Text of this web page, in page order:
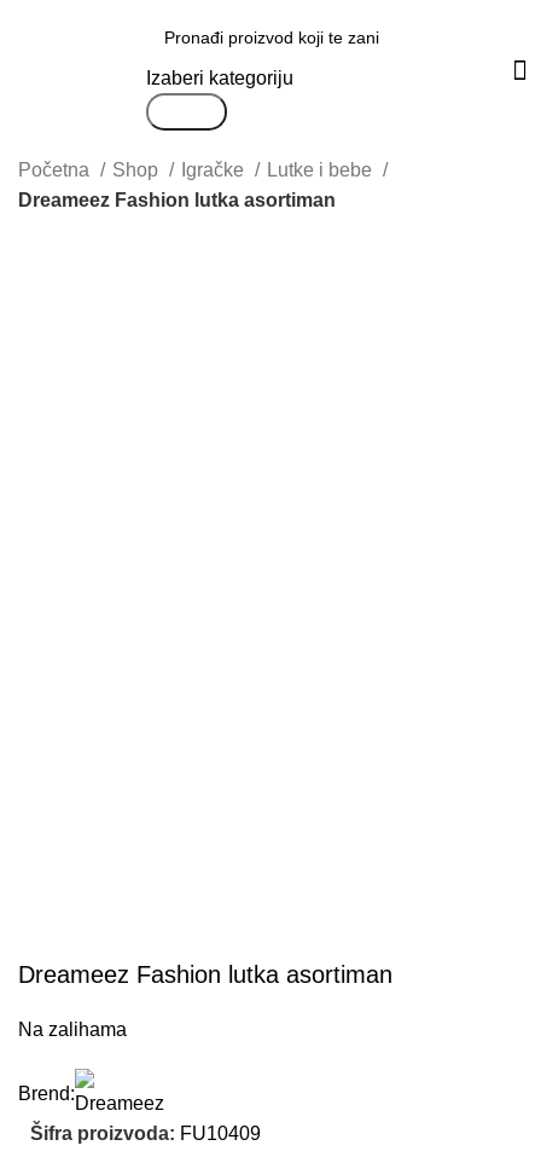
Izaberi kategoriju
Početna Shop Igračke
Lutke i bebe
Dreameez Fashion lutka asortiman
Dreameez Fashion lutka asortiman
Na zalihama
Brend:
Šifra proizvoda: FU10409